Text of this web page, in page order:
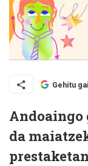
Gehitu
Andoaingo
da